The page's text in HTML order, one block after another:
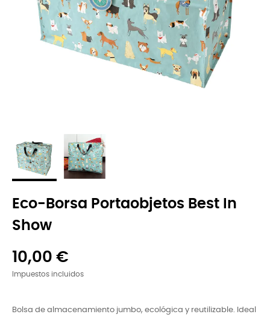
Eco-Borsa Portaobjetos Best In
Show
10,00 €
Impuestos incluidos
Bolsa de almacenamiento jumbo, ecológica y reutilizable. Ideal